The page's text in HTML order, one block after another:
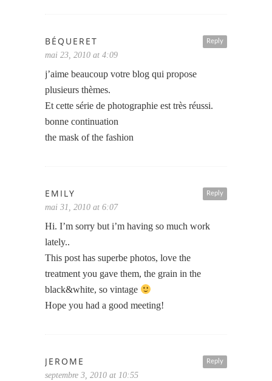
Reply
BÉQUERET
mai 23, 2010 at 4:09
j’aime beaucoup votre blog qui propose
plusieurs thèmes.
Et cette série de photographie est très réussi.
bonne continuation
the mask of the fashion
Reply
EMILY
mai 31, 2010 at 6:07
Hi. I’m sorry but i’m having so much work
lately..
This post has superbe photos, love the
treatment you gave them, the grain in the
black&white, so vintage
Hope you had a good meeting!
Reply
JEROME
septembre 3, 2010 at 10:55